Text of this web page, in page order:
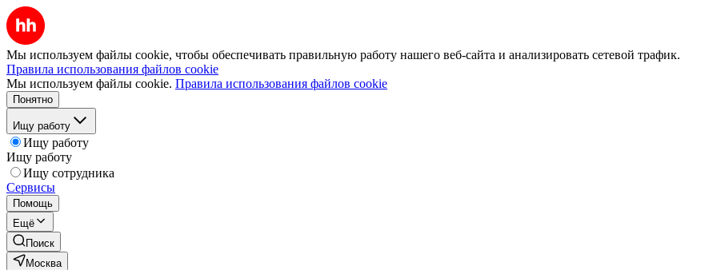
Мы используем файлы cookie, чтобы обеспечивать правильную работу нашего веб-сайта и анализировать сетевой трафик.
Правила использования файлов cookie
Мы используем файлы cookie. Правила использования файлов cookie
Понятно
Ищу работу
Ищу работу
Ищу работу
Ищу сотрудника
Сервисы
Помощь
Ещё
Поиск
Москва